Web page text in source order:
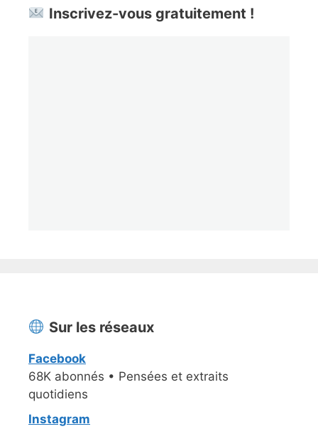
Inscrivez-vous gratuitement !
Sur les réseaux
Facebook
68K abonnés • Pensées et extraits
quotidiens
Instagram